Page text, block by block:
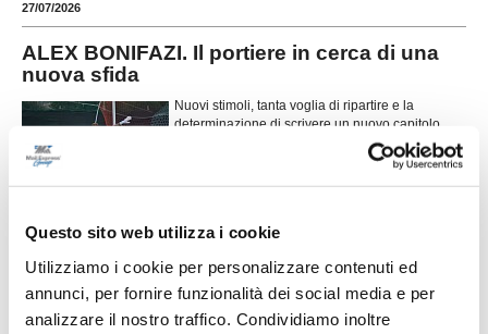
Questo sito web utilizza i cookie
Utilizziamo i cookie per personalizzare contenuti ed
annunci, per fornire funzionalità dei social media e per
analizzare il nostro traffico. Condividiamo inoltre
27/07/2026
ALEX BONIFAZI. Il portiere in cerca di una
nuova sfida
Nuovi stimoli, tanta voglia di ripartire e la
determinazione di scrivere un nuovo capitolo
della propria carriera. È questo il messaggio
lanciato da Alex Bonifazi, che ha fatto sapere di
ROBERTO BERGAMINI saluta il
Montemilone Pollenza e torna sul mercato
Si conclude l'esperienza di Roberto